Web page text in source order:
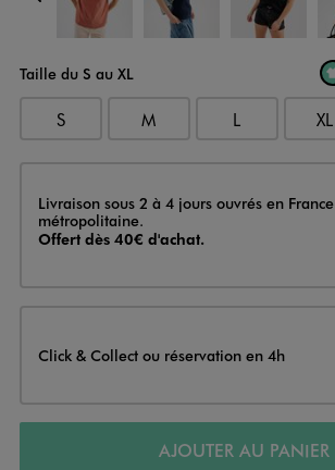
Précédent
Taille du S au XL
S M L XL
Livraison
Livraison sous 2 à 4 jours ouvrés en France
métropolitaine.
Offert dès 40€ d'achat.
Click & Collect ou réservation en 4h
AJOUTER AU PANIER